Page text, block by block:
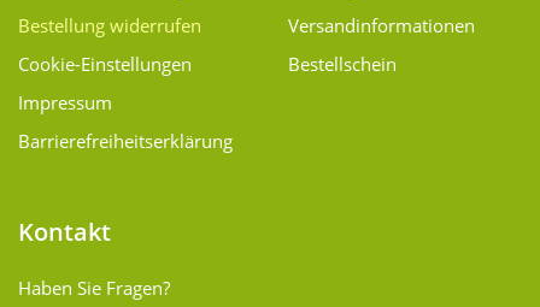
Bestellung widerrufen
Cookie-Einstellungen
Impressum
Barrierefreiheitserklärung
Versand­informationen
Bestellschein
Kontakt
Haben Sie Fragen?